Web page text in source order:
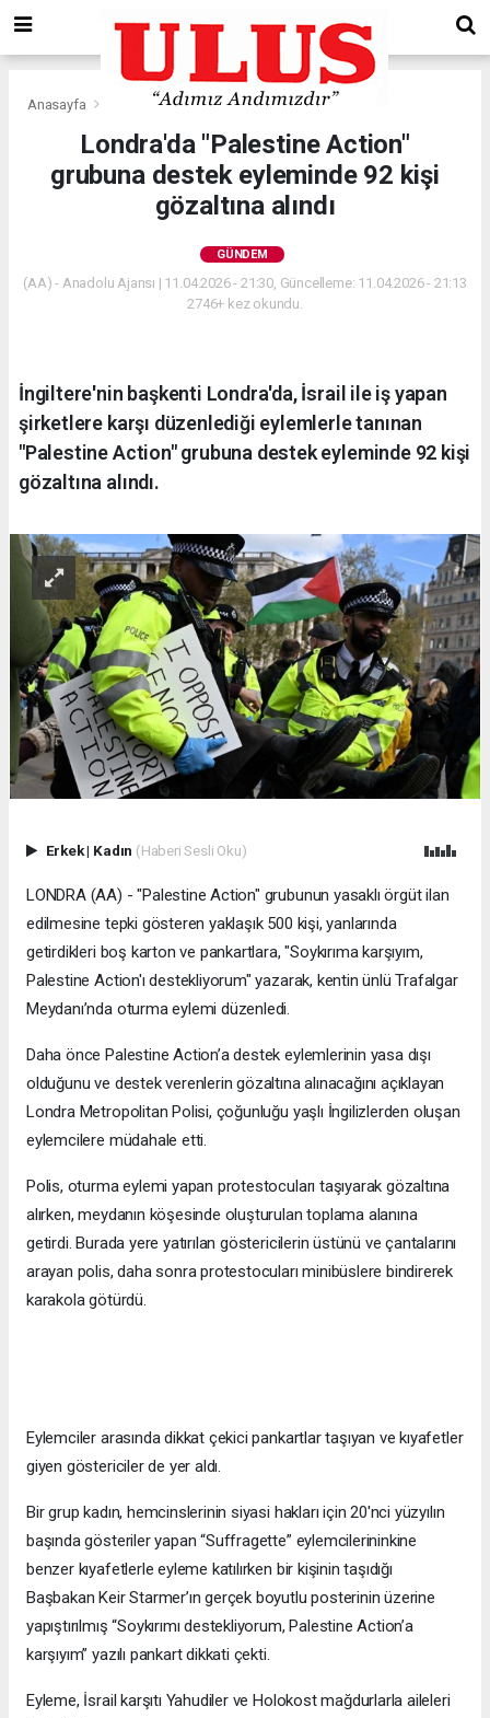
Anasayfa Gündem
Londra'da "Palestine Action"
grubuna destek eyleminde 92 kişi
gözaltına alındı
GÜNDEM
(AA) - Anadolu Ajansı | 11.04.2026 - 21:30, Güncelleme: 11.04.2026 - 21:13
2746+ kez okundu.
İngiltere'nin başkenti Londra'da, İsrail ile iş yapan
şirketlere karşı düzenlediği eylemlerle tanınan
"Palestine Action" grubuna destek eyleminde 92 kişi
gözaltına alındı.
Erkek| Kadın (Haberi Sesli Oku)
LONDRA (AA) - "Palestine Action" grubunun yasaklı örgüt ilan
edilmesine tepki gösteren yaklaşık 500 kişi, yanlarında
getirdikleri boş karton ve pankartlara, "Soykırıma karşıyım,
Palestine Action'ı destekliyorum" yazarak, kentin ünlü Trafalgar
Meydanı’nda oturma eylemi düzenledi.
Daha önce Palestine Action’a destek eylemlerinin yasa dışı
olduğunu ve destek verenlerin gözaltına alınacağını açıklayan
Londra Metropolitan Polisi, çoğunluğu yaşlı İngilizlerden oluşan
eylemcilere müdahale etti.
Polis, oturma eylemi yapan protestocuları taşıyarak gözaltına
alırken, meydanın köşesinde oluşturulan toplama alanına
getirdi. Burada yere yatırılan göstericilerin üstünü ve çantalarını
arayan polis, daha sonra protestocuları minibüslere bindirerek
karakola götürdü.
Eylemciler arasında dikkat çekici pankartlar taşıyan ve kıyafetler
giyen göstericiler de yer aldı.
Bir grup kadın, hemcinslerinin siyasi hakları için 20'nci yüzyılın
başında gösteriler yapan “Suffragette” eylemcilerininkine
benzer kıyafetlerle eyleme katılırken bir kişinin taşıdığı
Başbakan Keir Starmer’ın gerçek boyutlu posterinin üzerine
yapıştırılmış “Soykırımı destekliyorum, Palestine Action’a
karşıyım” yazılı pankart dikkati çekti.
Eyleme, İsrail karşıtı Yahudiler ve Holokost mağdurlarla aileleri